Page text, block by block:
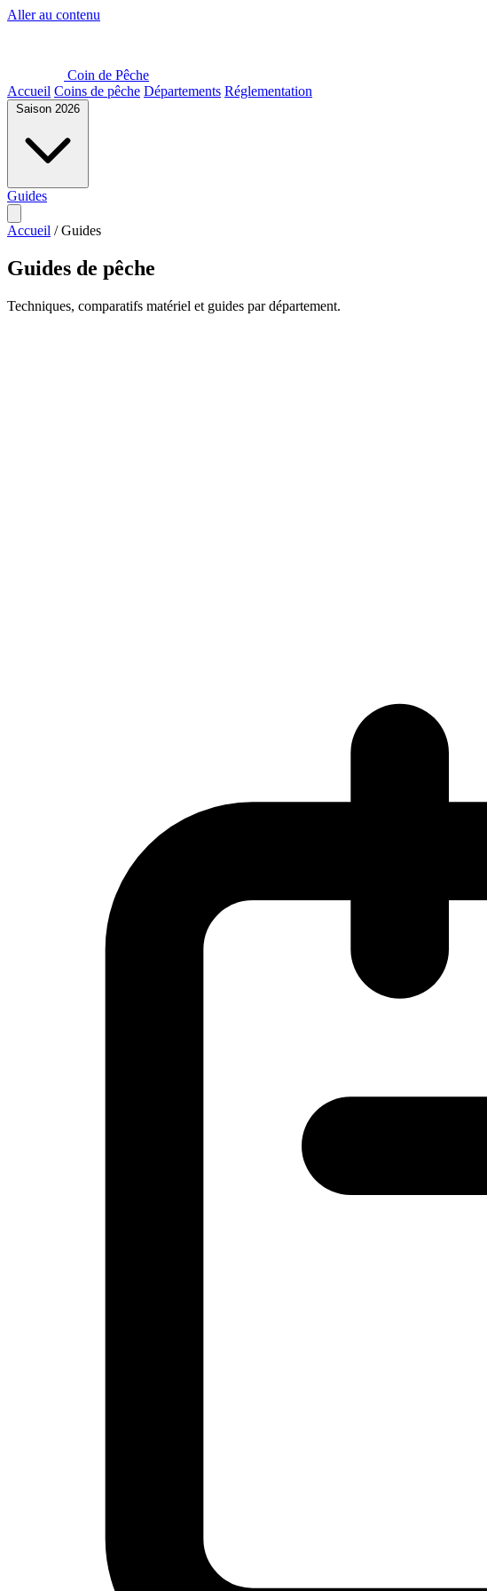
Aller au contenu
Coin de Pêche
Accueil Coins de pêche Départements Réglementation
Saison 2026
Guides
Accueil / Guides
Guides de pêche
Techniques, comparatifs matériel et guides par département.